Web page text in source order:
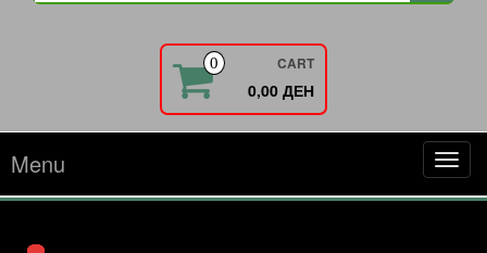
0 CART
0,00 ДЕН
Menu